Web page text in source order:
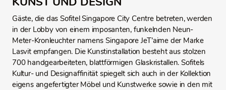
Gäste, die das Sofitel Singapore City Centre betreten, werden
in der Lobby von einem imposanten, funkelnden Neun-
Meter-Kronleuchter namens Singapore JeT’aime der Marke
Lasvit empfangen. Die Kunstinstallation besteht aus stolzen
700 handgearbeiteten, blattförmigen Glaskristallen. Sofitels
Kultur- und Designaffinität spiegelt sich auch in der Kollektion
eigens angefertigter Möbel und Kunstwerke sowie in den mit